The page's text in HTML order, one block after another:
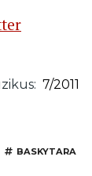
7/2011
BASKYTARA